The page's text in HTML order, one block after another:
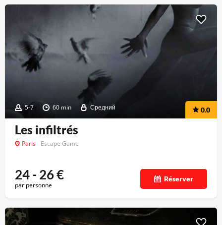
5-7 60 min Средний 0.0
Les infiltrés
Paris Escape Game
24 - 26€
par personne
Réserver